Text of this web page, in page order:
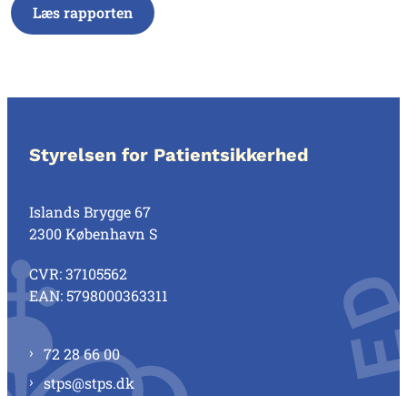
Læs rapporten
Styrelsen for Patientsikkerhed
Islands Brygge 67
2300 København S
CVR: 37105562
EAN: 5798000363311
72 28 66 00
stps@stps.dk